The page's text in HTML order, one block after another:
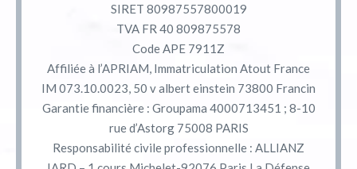
SIRET 80987557800019
TVA FR 40 809875578
Code APE 7911Z
Affiliée à l’APRIAM, Immatriculation Atout France
IM 073.10.0023, 50 v albert einstein 73800 Francin
Garantie financière : Groupama 4000713451 ; 8-10
rue d’Astorg 75008 PARIS
Responsabilité civile professionnelle : ALLIANZ